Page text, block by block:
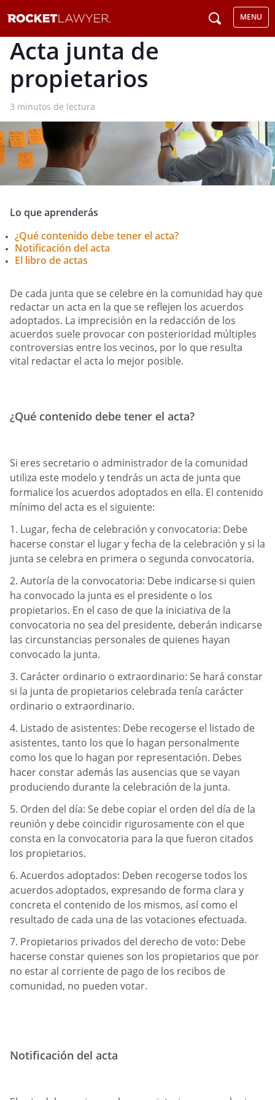
MENU
Acta junta de
propietarios
3 minutos de lectura
Lo que aprenderás
¿Qué contenido debe tener el acta?
Notificación del acta
El libro de actas
De cada junta que se celebre en la comunidad hay que
redactar un acta en la que se reflejen los acuerdos
adoptados. La imprecisión en la redacción de los
acuerdos suele provocar con posterioridad múltiples
controversias entre los vecinos, por lo que resulta
vital redactar el acta lo mejor posible.
¿Qué contenido debe tener el acta?
Si eres secretario o administrador de la comunidad
utiliza este modelo y tendrás un acta de junta que
formalice los acuerdos adoptados en ella. El contenido
mínimo del acta es el siguiente:
1. Lugar, fecha de celebración y convocatoria: Debe
hacerse constar el lugar y fecha de la celebración y si la
junta se celebra en primera o segunda convocatoria.
2. Autoría de la convocatoria: Debe indicarse si quien
ha convocado la junta es el presidente o los
propietarios. En el caso de que la iniciativa de la
convocatoria no sea del presidente, deberán indicarse
las circunstancias personales de quienes hayan
convocado la junta.
3. Carácter ordinario o extraordinario: Se hará constar
si la junta de propietarios celebrada tenía carácter
ordinario o extraordinario.
4. Listado de asistentes: Debe recogerse el listado de
asistentes, tanto los que lo hagan personalmente
como los que lo hagan por representación. Debes
hacer constar además las ausencias que se vayan
produciendo durante la celebración de la junta.
5. Orden del día: Se debe copiar el orden del día de la
reunión y debe coincidir rigurosamente con el que
consta en la convocatoria para la que fueron citados
los propietarios.
6. Acuerdos adoptados: Deben recogerse todos los
acuerdos adoptados, expresando de forma clara y
concreta el contenido de los mismos, así como el
resultado de cada una de las votaciones efectuada.
7. Propietarios privados del derecho de voto: Debe
hacerse constar quienes son los propietarios que por
no estar al corriente de pago de los recibos de
comunidad, no pueden votar.
Notificación del acta